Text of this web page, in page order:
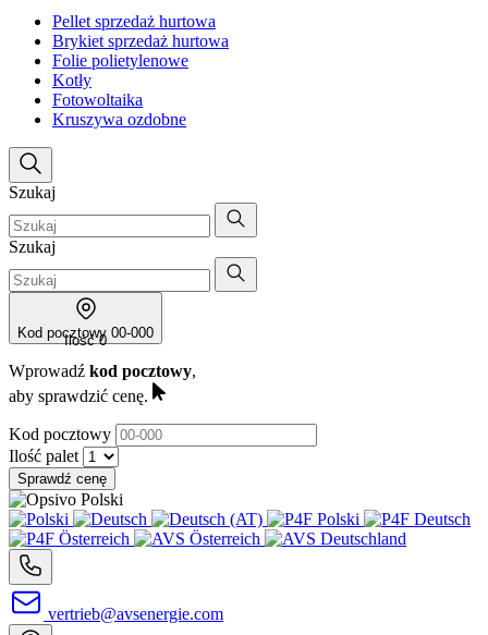
Pellet sprzedaż hurtowa
Brykiet sprzedaż hurtowa
Folie polietylenowe
Kotły
Fotowoltaika
Kruszywa ozdobne
Szukaj
Szukaj
Kod pocztowy 00-000
Ilość 0
Wprowadź kod pocztowy,
aby sprawdzić cenę.
Kod pocztowy
Ilość palet
Sprawdź cenę
vertrieb@avsenergie.com